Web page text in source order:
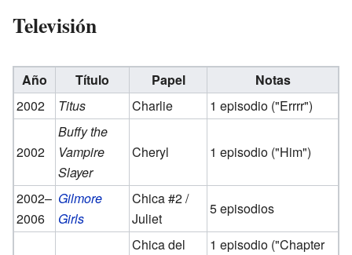
Televisión
Año Título Papel
Notas
2002
Titus Charlie 1 episodio ("Errrr")
2002
Buffy the
Vampire
Slayer
Cheryl 1 episodio ("Him")
2002–
2006
Gilmore
Girls
Chica #2 /
Juliet
5 episodios
Chica del
1 episodio ("Chapter